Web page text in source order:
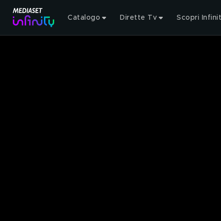
Catalogo Dirette Tv Scopri